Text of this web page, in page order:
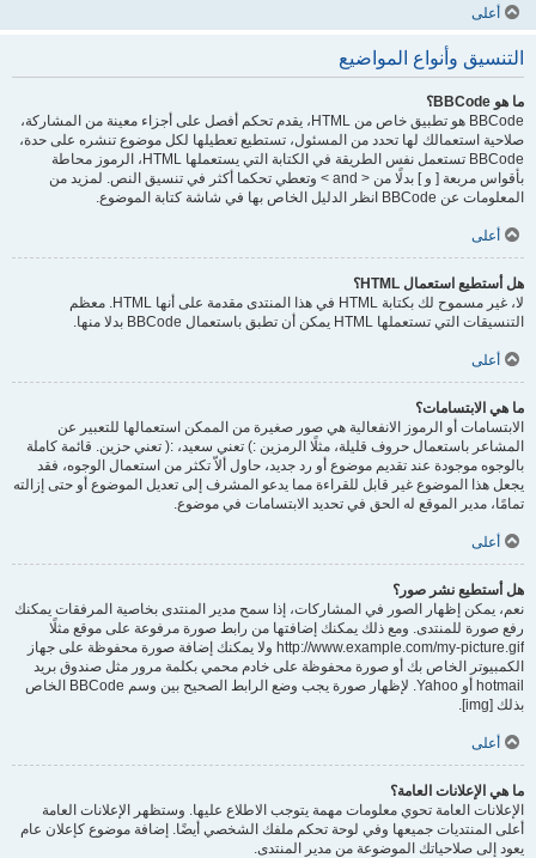
أعلى
التنسيق وأنواع المواضيع
ما هو BBCode؟
BBCode هو تطبيق خاص من HTML، يقدم تحكم أفصل على أجزاء معينة من المشاركة،
صلاحية استعمالك لها تحدد من المسئول، تستطيع تعطيلها لكل موضوع تنشره على حدة،
BBCode تستعمل نفس الطريقة في الكتابة التي يستعملها HTML، الرموز محاطة
بأقواس مربعة [ و ] بدلًا من < and > وتعطي تحكما أكثر في تنسيق النص. لمزيد من
المعلومات عن BBCode انظر الدليل الخاص بها في شاشة كتابة الموضوع.
أعلى
هل أستطيع استعمال HTML؟
لا، غير مسموح لك بكتابة HTML في هذا المنتدى مقدمة على أنها HTML. معظم
التنسيقات التي تستعملها HTML يمكن أن تطبق باستعمال BBCode بدلا منها.
أعلى
ما هي الابتسامات؟
الابتسامات أو الرموز الانفعالية هي صور صغيرة من الممكن استعمالها للتعبير عن
المشاعر باستعمال حروف قليلة، مثلًا الرمزين :) تعني سعيد، :( تعني حزين. قائمة كاملة
بالوجوه موجودة عند تقديم موضوع أو رد جديد، حاول ألاّ تكثر من استعمال الوجوه، فقد
يجعل هذا الموضوع غير قابل للقراءة مما يدعو المشرف إلى تعديل الموضوع أو حتى إزالته
تمامًا، مدير الموقع له الحق في تحديد الابتسامات في موضوع.
أعلى
هل أستطيع نشر صور؟
نعم، يمكن إظهار الصور في المشاركات، إذا سمح مدير المنتدى بخاصية المرفقات يمكنك
رفع صورة للمنتدى. ومع ذلك يمكنك إضافتها من رابط صورة مرفوعة على موقع مثلًا
http://www.example.com/my-picture.gif ولا يمكنك إضافة صورة محفوظة على جهاز
الكمبيوتر الخاص بك أو صورة محفوظة على خادم محمي بكلمة مرور مثل صندوق بريد
hotmail أو Yahoo. لإظهار صورة يجب وضع الرابط الصحيح بين وسم BBCode الخاص
بذلك [img].
أعلى
ما هي الإعلانات العامة؟
الإعلانات العامة تحوي معلومات مهمة يتوجب الاطلاع عليها. وستظهر الإعلانات العامة
أعلى المنتديات جميعها وفي لوحة تحكم ملفك الشخصي أيضًا. إضافة موضوع كإعلان عام
يعود إلى صلاحياتك الموضوعة من مدير المنتدى.